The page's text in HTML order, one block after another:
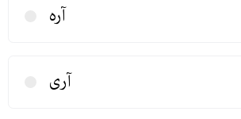
آره
آری